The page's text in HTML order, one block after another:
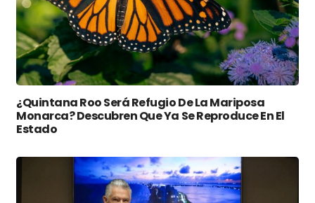
¿Quintana Roo Será Refugio De La Mariposa
Monarca? Descubren Que Ya Se Reproduce En El
Estado